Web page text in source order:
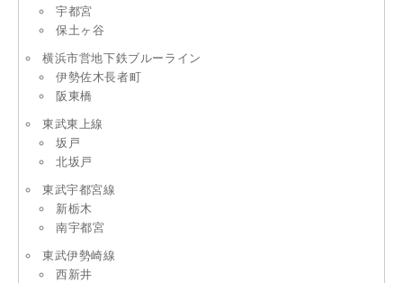
宇都宮
保土ヶ谷
横浜市営地下鉄ブルーライン
伊勢佐木長者町
阪東橋
東武東上線
坂戸
北坂戸
東武宇都宮線
新栃木
南宇都宮
東武伊勢崎線
西新井